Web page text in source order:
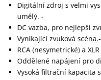
Digitální zdroj s velmi
umělý. -
DC vazba, pro nejlepší
Vynikající zvuková scéna.-
RCA (nesymetrické) a
Oddělené napájení pro
Vysoká filtrační kapacita